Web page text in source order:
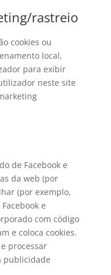
rastreio
cookies ou
local,
para exibir
neste site
de Facebook e
da web (por
(por exemplo,
e
com código
e coloca cookies.
processar
publicidade